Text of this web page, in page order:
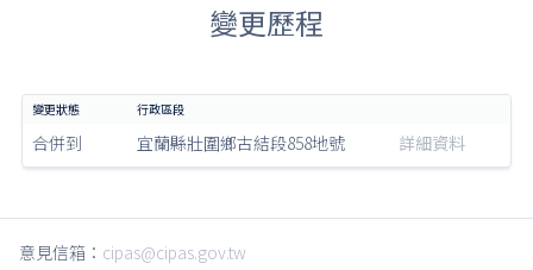
變更歷程
合併到 宜蘭縣壯圍鄉古結段858地號 詳細資料
意見信箱： cipas@cipas.gov.tw